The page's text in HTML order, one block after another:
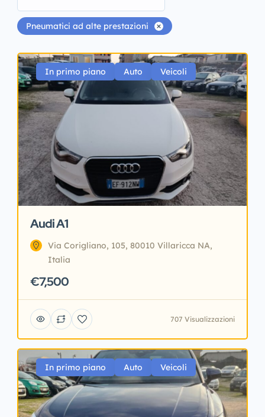
Pneumatici ad alte prestazioni
In primo piano Auto Veicoli
Audi A1
Via Corigliano, 105, 80010 Villaricca NA,
Italia
€7,500
707 Visualizzazioni
In primo piano Auto Veicoli